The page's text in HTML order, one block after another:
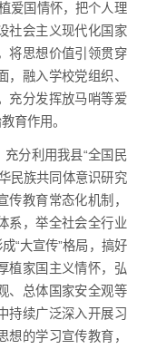
爱国情怀，把个人理
社会主义现代化国家
将思想价值引领贯穿
融入学校党组织、
充分发挥放马哨等爱
育作用。
分利用我县“全国民
民族共同体意识研究
教育常态化机制，
系，举全社会全行业
“大宣传”格局，搞好
植家国主义情怀，弘
、总体国家安全观等
持续广泛深入开展习
的学习宣传教育，